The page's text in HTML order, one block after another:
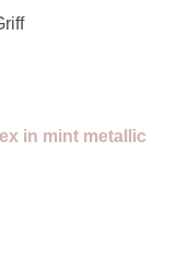
in mint metallic